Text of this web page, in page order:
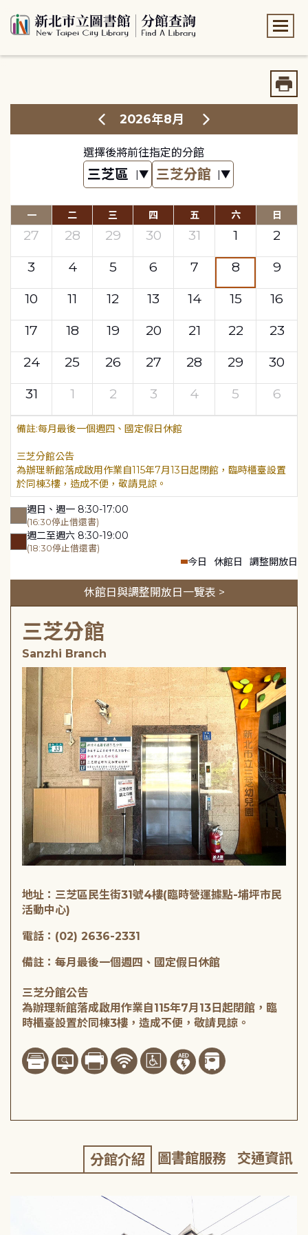
2026年8月
選擇後將前往指定的分館
一 二 三 四 五 六 日
27 28 29 30 31 1
2
3
4 5 6 7 8
9
10
11 12 13 14 15
16
17
18 19 20 21 22
23
24
25 26 27 28 29
30
31
1 2 3 4 5 6
每月最後一個週四、國定假日休館
三芝分館公告
為辦理新館落成啟用作業自115年7月13日起閉館，臨時櫃臺設置
於同棟3樓，造成不便，敬請見諒。
週日、週一 8:30-17:00
(16:30停止借還書)
週二至週六 8:30-19:00
(18:30停止借還書)
今日 休館日 調整開放日
休館日與調整開放日一覽表 >
三芝分館
Sanzhi Branch
地址：三芝區民生街31號4樓(臨時營運據點-埔坪市民
活動中心)
電話：(02) 2636-2331
備註：每月最後一個週四、國定假日休館
三芝分館公告
為辦理新館落成啟用作業自115年7月13日起閉館，臨
時櫃臺設置於同棟3樓，造成不便，敬請見諒。
分館介紹 圖書館服務 交通資訊